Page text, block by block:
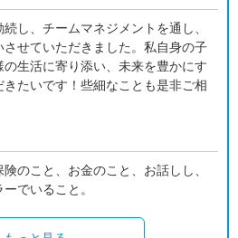
し、チームマネジメントを通し、
せていただきました。私自身の子
生活に寄り添い、未来を豊かにす
たいです！些細なことも是非ご相
のこと、お金のこと、お話しし、
でいること。